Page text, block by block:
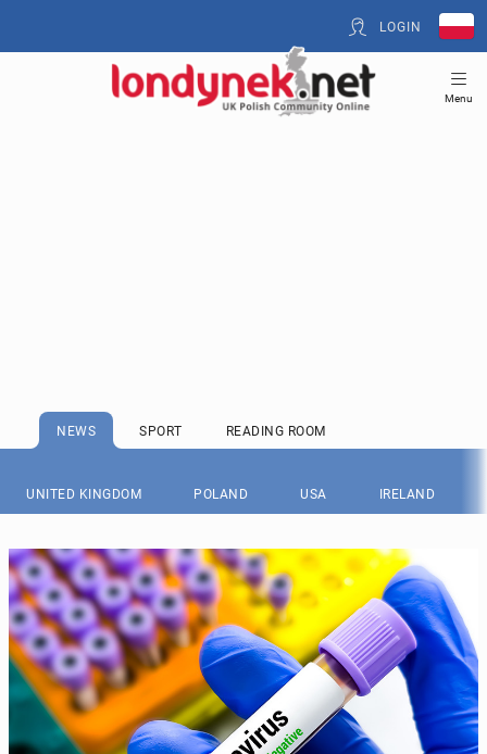
LOGIN
Menu
NEWS SPORT READING ROOM
UNITED KINGDOM POLAND USA IRELAND